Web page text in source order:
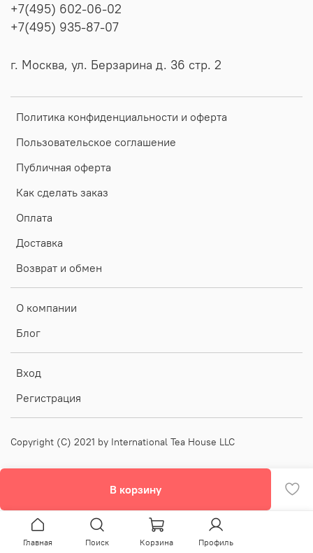
В корзину
Политика конфиденциальности и оферта
Пользовательское соглашение
Публичная оферта
Как сделать заказ
Оплата
Доставка
Возврат и обмен
О компании
Блог
Вход
Регистрация
+7(495) 602-06-02
+7(495) 935-87-07
г. Москва, ул. Берзарина д. 36 стр. 2
Copyright (C) 2021 by International Tea House LLC
Главная Поиск Корзина Профиль